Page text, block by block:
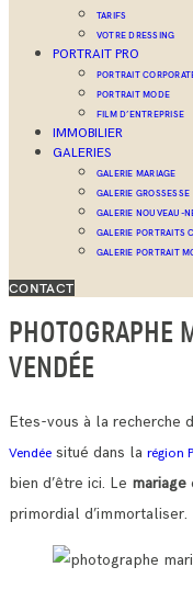
TARIFS
VOTRE DRESSING
PORTRAIT PRO
PORTRAIT
PORTRAIT MODE
FILM D’ENTREPRISE
IMMOBILIER
GALERIES
GALERIE MARIAGE
GALERIE GROSSESSE
GALERIE NOUVEAU-
GALERIE PORTRAITS
GALERIE PORTRAIT
CONTACT
PHOTOGRAPHE
VENDÉE
Etes-vous à la recherche
Vendée situé dans la région
bien d’être ici. Le mariage
primordial d’immortaliser.